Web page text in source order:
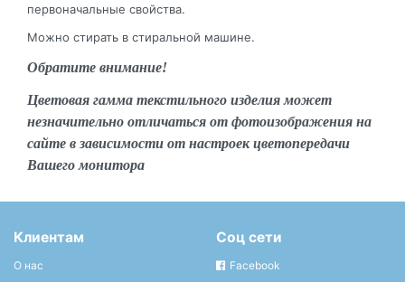
первоначальные свойства.
Можно стирать в стиральной машине.
Обратите внимание!
Цветовая гамма текстильного изделия может
незначительно отличаться от фотоизображения на
сайте в зависимости от настроек цветопередачи
Вашего монитора
Клиентам
О нас
Соц сети
Facebook